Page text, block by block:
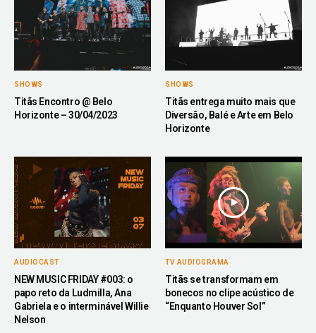
SHOWS
Titãs Encontro @ Belo
Horizonte – 30/04/2023
SHOWS
Titãs entrega muito mais que
Diversão, Balé e Arte em Belo
Horizonte
AUDIOCAST
NEW MUSIC FRIDAY #003: o
papo reto da Ludmilla, Ana
Gabriela e o interminável Willie
Nelson
TV AUDIOGRAMA
Titãs se transformam em
bonecos no clipe acústico de
“Enquanto Houver Sol”